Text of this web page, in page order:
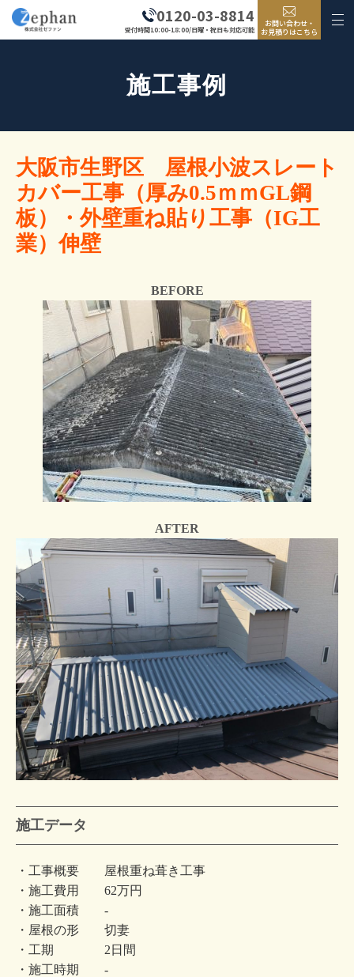
0120-03-8814
受付時間10:00-18:00/日曜・祝日も対応可能
お問い合わせ・
お見積りはこちら
施工事例
大阪市生野区 屋根小波スレート
カバー工事（厚み0.5ｍｍGL鋼
板）・外壁重ね貼り工事（IG工
業）伸壁
BEFORE
AFTER
施工データ
・工事概要 屋根重ね葺き工事
・施工費用 62万円
・施工面積 -
・屋根の形 切妻
・工期 2日間
・施工時期 -